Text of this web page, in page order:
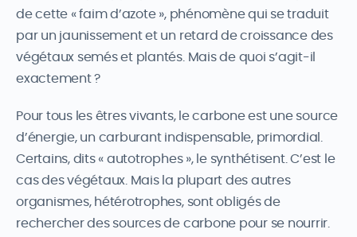
de cette « faim d’azote », phénomène qui se traduit
par un jaunissement et un retard de croissance des
végétaux semés et plantés. Mais de quoi s’agit-il
exactement ?
Pour tous les êtres vivants, le carbone est une source
d’énergie, un carburant indispensable, primordial.
Certains, dits « autotrophes », le synthétisent. C’est le
cas des végétaux. Mais la plupart des autres
organismes, hétérotrophes, sont obligés de
rechercher des sources de carbone pour se nourrir.